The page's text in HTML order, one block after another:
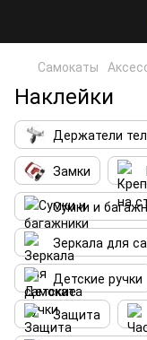
Самокаты
Наклейки
Держатели
Замки
Сумки и
Зеркала для
Детские ручки
Защита